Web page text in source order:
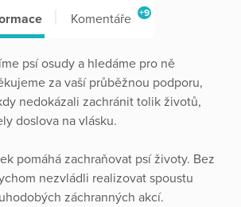
Komentáře +9
psí osudy a hledáme pro ně
za vaší průběžnou podporu,
nedokázali zachránit tolik životů,
doslova na vlásku.
pomáhá zachraňovat psí životy. Bez
nezvládli realizovat spoustu
záchranných akcí.